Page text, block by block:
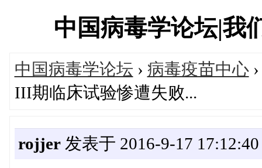
中国病毒学论坛|我
中国病毒学论坛 › 病毒疫苗中心›
III期临床试验惨遭失败...
rojjer发表于 2016-9-17 17:12:40